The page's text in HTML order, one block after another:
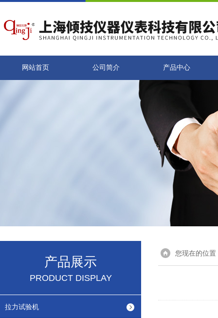
网站首页 公司简介 产品中心
产品展示
PRODUCT DISPLAY
拉力试验机
您现在的位置